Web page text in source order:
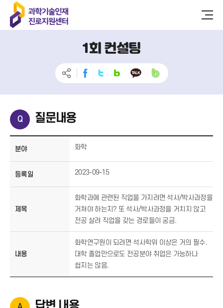
1회 컨설팅
질문내용
분야 화학
등록일 2023-09-15
제목
화학과에 관련된 직업을 가지려면 석사/박사과정을
거쳐야 하는지? 또 석사/박사과정을 거치지 않고
전공 살려 직업을 갖는 경로들이 궁금.
내용
화학연구원이 되려면 석사학위 이상은 거의 필수.
대학 졸업만으로도 전공분야 취업은 가능하나
쉽지는 않음.